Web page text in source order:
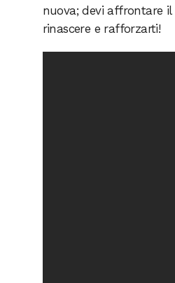
nuova; devi affrontare
rinascere e rafforzarti!